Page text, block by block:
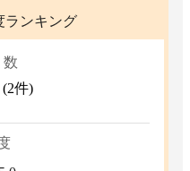
ランキング
数
(2件)